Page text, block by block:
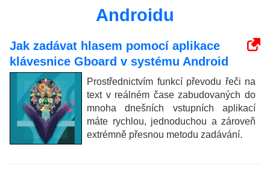
g
i
o
n
Androidu
Jak zadávat hlasem pomocí aplikace
klávesnice Gboard v systému Android
Prostřednictvím funkcí převodu řeči na
text v reálném čase zabudovaných do
mnoha dnešních vstupních aplikací
máte rychlou, jednoduchou a zároveň
extrémně přesnou metodu zadávání.